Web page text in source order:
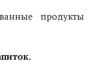
продукты